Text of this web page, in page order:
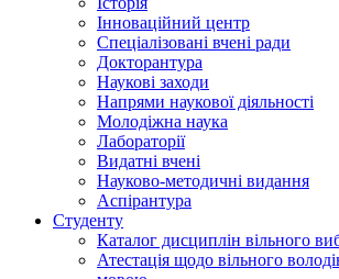
Інноваційний центр
Спеціалізовані вчені ради
Докторантура
Наукові заходи
Напрями наукової діяльності
Молодіжна наука
Лабораторії
Видатні вчені
Науково-методичні видання
Аспірантура
Студенту
Каталог дисциплін вільного
Атестація щодо вільного